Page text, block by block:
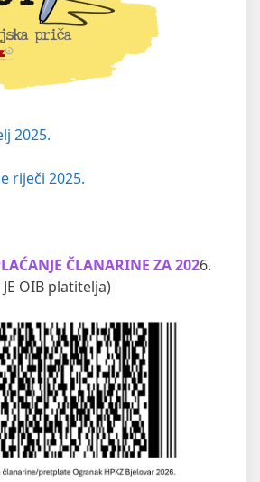
2025.
riječi 2025.
ČLANARINE ZA 2026.
JE OIB platitelja)